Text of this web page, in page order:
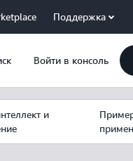
Поддержка
Войти в консоль
и